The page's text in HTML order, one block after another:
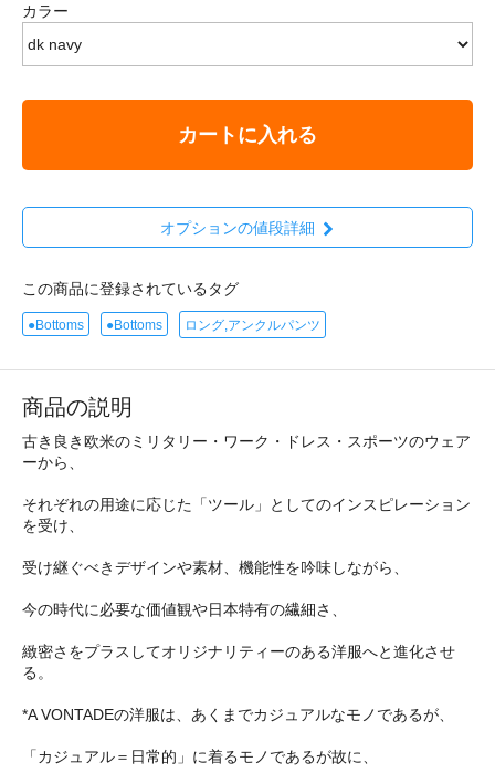
カラー
カートに入れる
オプションの値段詳細
この商品に登録されているタグ
●Bottoms ●Bottoms ロング,アンクルパンツ
商品の説明
古き良き欧米のミリタリー・ワーク・ドレス・スポーツのウェア
ーから、
それぞれの用途に応じた「ツール」としてのインスピレーション
を受け、
受け継ぐべきデザインや素材、機能性を吟味しながら、
今の時代に必要な価値観や日本特有の繊細さ、
緻密さをプラスしてオリジナリティーのある洋服へと進化させ
る。
*A VONTADEの洋服は、あくまでカジュアルなモノであるが、
「カジュアル＝日常的」に着るモノであるが故に、